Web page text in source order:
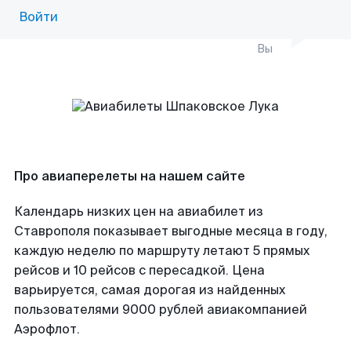
Войти
Вы
Про авиаперелеты на нашем сайте
Календарь низких цен на авиабилет из
Ставрополя показывает выгодные месяца в году,
каждую неделю по маршруту летают 5 прямых
рейсов и 10 рейсов с пересадкой. Цена
варьируется, самая дорогая из найденных
пользователями 9000 рублей авиакомпанией
Аэрофлот.